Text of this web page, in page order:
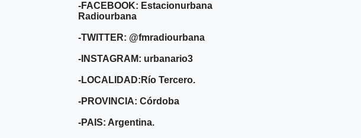
-FACEBOOK: Estacionurbana
Radiourbana
-TWITTER: @fmradiourbana
-INSTAGRAM: urbanario3
-LOCALIDAD:Río Tercero.
-PROVINCIA: Córdoba
-PAIS: Argentina.